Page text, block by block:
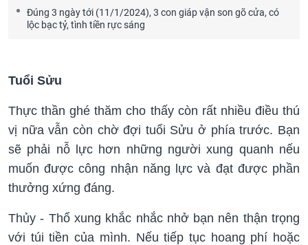
Đúng 3 ngày tới (11/1/2024), 3 con giáp vận son gõ cửa, có
lộc bạc tỷ, tình tiền rực sáng
Tuổi Sửu
Thực thần ghé thăm cho thấy còn rất nhiều điều thú
vị nữa vẫn còn chờ đợi tuổi Sửu ở phía trước. Bạn
sẽ phải nỗ lực hơn những người xung quanh nếu
muốn được công nhận năng lực và đạt được phần
thưởng xứng đáng.
Thủy - Thổ xung khắc nhắc nhở bạn nên thận trọng
với túi tiền của mình. Nếu tiếp tục hoang phí hoặc